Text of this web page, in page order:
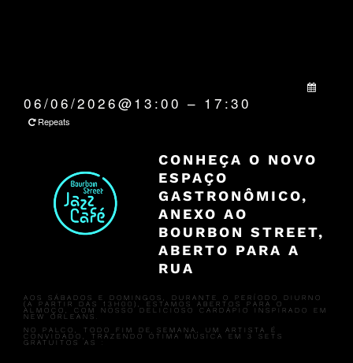
06/06/2026@13:00 – 17:30
Repeats
CONHEÇA O NOVO
ESPAÇO
GASTRONÔMICO,
ANEXO AO
BOURBON STREET,
ABERTO PARA A
RUA
AOS SÁBADOS E DOMINGOS, DURANTE O PERÍODO DIURNO
(A PARTIR DAS 13H00), ESTAMOS ABERTOS PARA O
ALMOÇO, COM NOSSO DELICIOSO CARDÁPIO INSPIRADO EM
NEW ORLEANS.
NO PALCO, TODO FIM DE SEMANA, UM ARTISTA É
CONVIDADO, TRAZENDO ÓTIMA MÚSICA EM 3 SETS
GRATUITOS AS :